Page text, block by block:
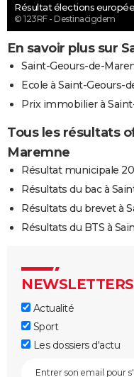
Résultat élections
© 123RF - Destinacigdem
En savoir plus sur
Saint-Geours-de-
Ecole à Saint-Geours-
Prix immobilier à
Tous les résultats
Maremne
Résultat municipale
Résultats du bac à
Résultats du brevet à
Résultats du BTS à
NEWSLETTERS
Actualité
Sport
Les dossiers d'actu